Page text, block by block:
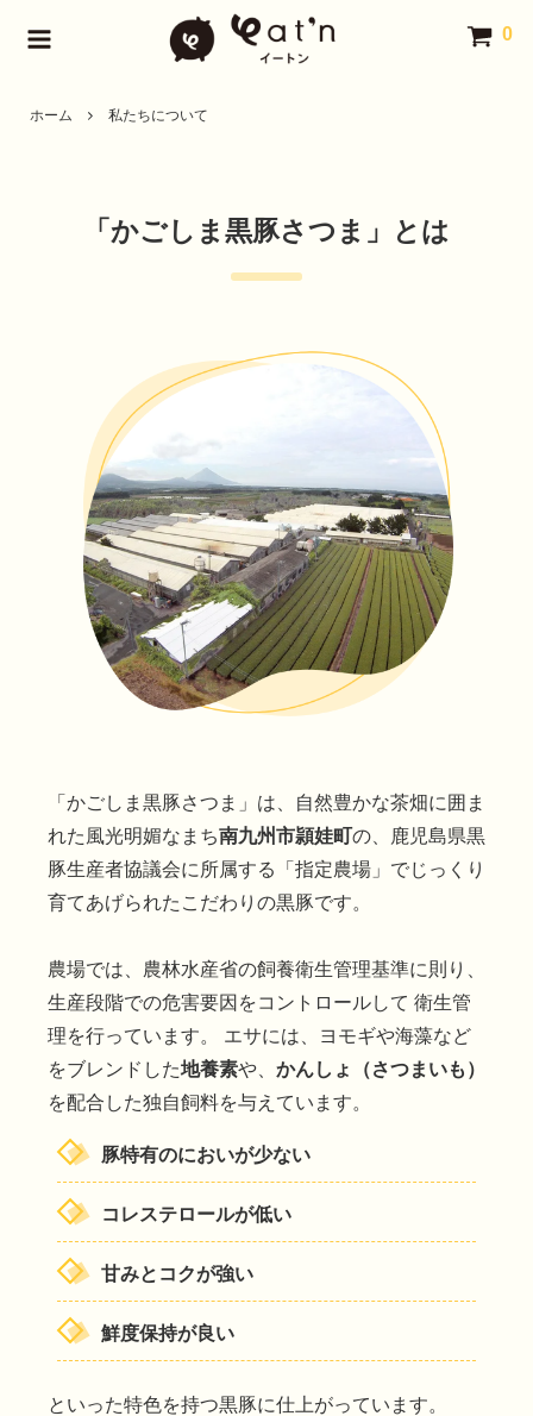
0
ホーム 私たちについて
「かごしま黒豚さつま」とは
「かごしま黒豚さつま」は、自然豊かな茶畑に囲ま
れた風光明媚なまち南九州市頴娃町の、鹿児島県黒
豚生産者協議会に所属する「指定農場」でじっくり
育てあげられたこだわりの黒豚です。
農場では、農林水産省の飼養衛生管理基準に則り、
生産段階での危害要因をコントロールして 衛生管
理を行っています。 エサには、ヨモギや海藻など
をブレンドした地養素や、 かんしょ（さつまいも）
を配合した独自飼料を与えています。
豚特有のにおいが少ない
コレステロールが低い
甘みとコクが強い
鮮度保持が良い
といった特色を持つ黒豚に仕上がっています。